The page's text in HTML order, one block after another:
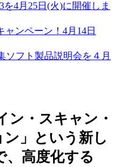
を4月25日(火)に開催しま
ャンペーン！4月14日
ソフト製品説明会を４月
ン・スキャン・
ン」という新し
、高度化する